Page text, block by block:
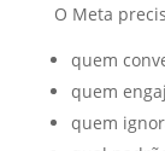
O Meta
quem
quem
quem